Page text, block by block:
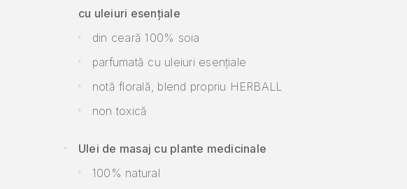
cu uleiuri esențiale
din ceară 100% soia
parfumată cu uleiuri esențiale
notă florală, blend propriu HERBALL
non toxică
Ulei de masaj cu plante medicinale
100% natural